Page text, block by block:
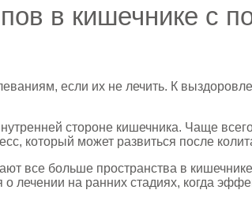
в кишечнике с
если их не лечить. К
стороне кишечника. Чаще
который может развиться после
все больше пространства в
лечении на ранних стадиях, когда